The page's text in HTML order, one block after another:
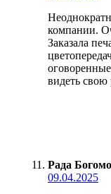
компании.
Заказала
видеть свою
Рада
09.04.2025